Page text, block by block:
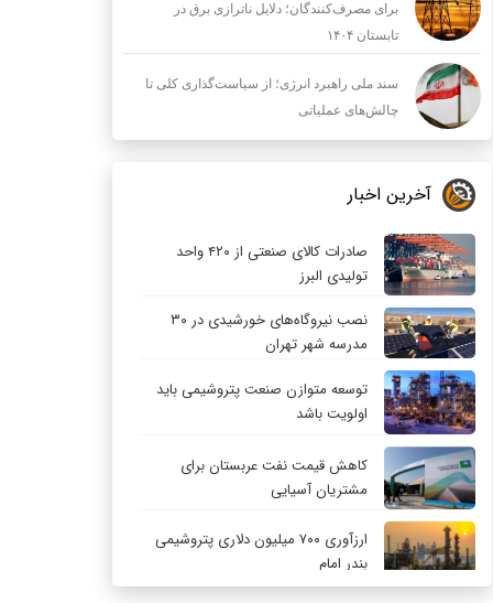
برای مصرف‌کنندگان؛ دلایل ناترازی برق در
تابستان ۱۴۰۴
سند ملی راهبرد انرژی؛ از سیاست‌گذاری کلی تا
چالش‌های عملیاتی
آخرین اخبار
صادرات کالای صنعتی از ۴۲۰ واحد
تولیدی البرز
نصب نیروگاه‌های خورشیدی در ۳۰
مدرسه شهر تهران
توسعه متوازن صنعت پتروشیمی باید
اولویت باشد
کاهش قیمت نفت عربستان برای
مشتریان آسیایی
ارزآوری ۷۰۰ میلیون دلاری پتروشیمی
بندر امام